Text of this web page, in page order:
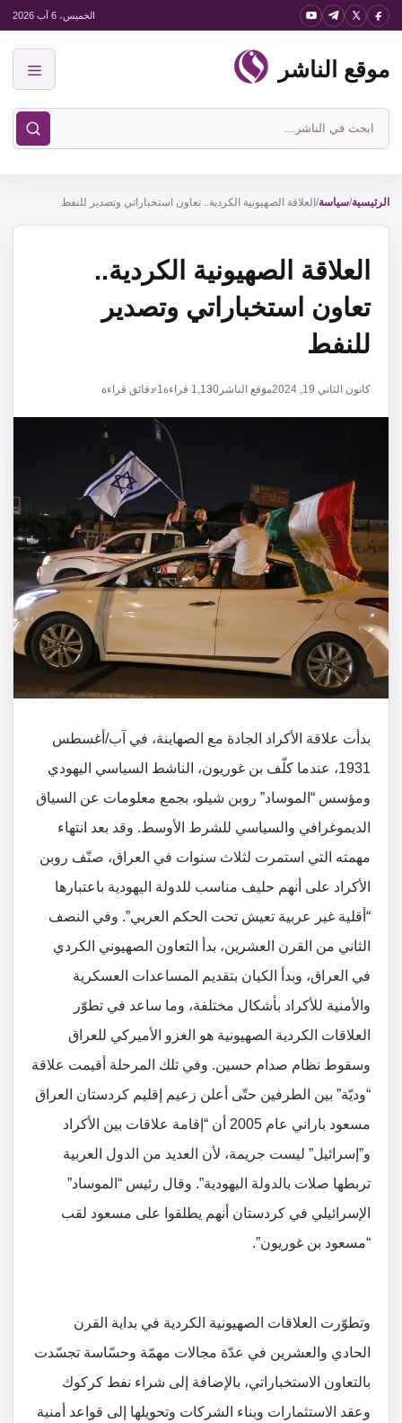
انتقل
المحتوى
الخميس، 6 آب 2026
موقع الناشر
ابحث
في
الناشر
الرئيسية/سياسة/ العلاقة الصهيونية الكردية.. تعاون استخباراتي وتصدير للنفط
العلاقة الصهيونية الكردية..
تعاون استخباراتي وتصدير
للنفط
كانون الثاني 19, 2024 موقع الناشر 1,130 قراءة1 دقائق قراءة
بدأت علاقة الأكراد الجادة مع الصهاينة، في آب/أغسطس
1931، عندما كلّف بن غوريون، الناشط السياسي اليهودي
ومؤسس “الموساد” روبن شيلو، بجمع معلومات عن السياق
الديموغرافي والسياسي للشرط الأوسط. وقد بعد انتهاء
مهمته التي استمرت لثلاث سنوات في العراق، صنّف روبن
الأكراد على أنهم حليف مناسب للدولة اليهودية باعتبارها
“أقلية غير عربية تعيش تحت الحكم العربي”. وفي النصف
الثاني من القرن العشرين، بدأ التعاون الصهيوني الكردي
في العراق، وبدأ الكيان بتقديم المساعدات العسكرية
والأمنية للأكراد بأشكال مختلفة، وما ساعد في تطوّر
العلاقات الكردية الصهيونية هو الغزو الأميركي للعراق
وسقوط نظام صدام حسين. وفي تلك المرحلة أقيمت علاقة
“وديّة” بين الطرفين حتّى أعلن زعيم إقليم كردستان العراق
مسعود باراني عام 2005 أن “إقامة علاقات بين الأكراد
و”إسرائيل” ليست جريمة، لأن العديد من الدول العربية
تربطها صلات بالدولة اليهودية”. وقال رئيس “الموساد”
الإسرائيلي في كردستان أنهم يطلقوا على مسعود لقب
“مسعود بن غوريون”.
وتطوّرت العلاقات الصهيونية الكردية في بداية القرن
الحادي والعشرين في عدّة مجالات مهمّة وحسّاسة تجسّدت
بالتعاون الاستخباراتي، بالإضافة إلى شراء نفط كركوك
وعقد الاستثمارات وبناء الشركات وتحويلها إلى قواعد أمنية